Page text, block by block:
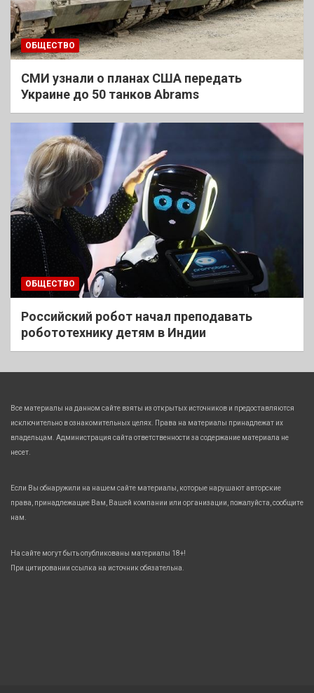
ОБЩЕСТВО
СМИ узнали о планах США передать
Украине до 50 танков Abrams
ОБЩЕСТВО
Российский робот начал преподавать
робототехнику детям в Индии
Все материалы на данном сайте взяты из открытых источников и предоставляются
исключительно в ознакомительных целях. Права на материалы принадлежат их
владельцам. Администрация сайта ответственности за содержание материала не
несет.
Если Вы обнаружили на нашем сайте материалы, которые нарушают авторские
права, принадлежащие Вам, Вашей компании или организации, пожалуйста, сообщите
нам.
На сайте могут быть опубликованы материалы 18+!
При цитировании ссылка на источник обязательна.